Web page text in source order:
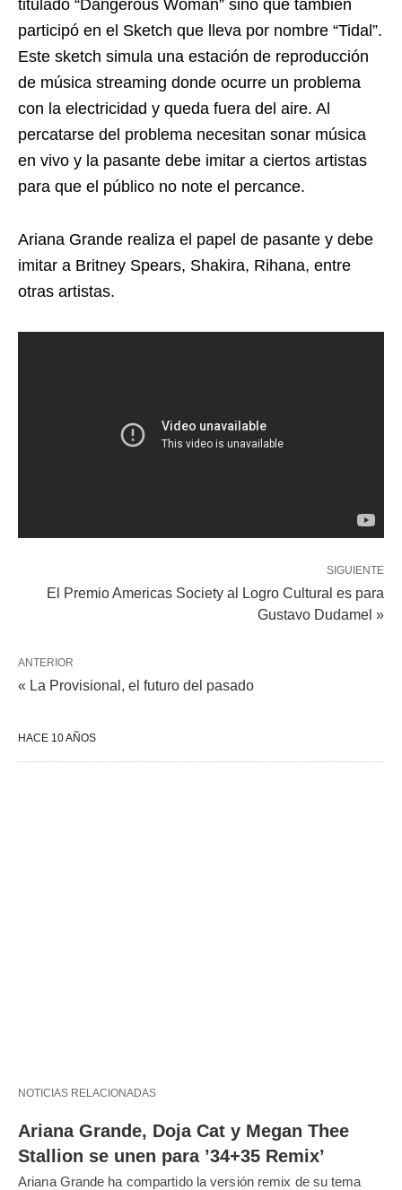
titulado “Dangerous Woman” sino que también
participó en el Sketch que lleva por nombre “Tidal”.
Este sketch simula una estación de reproducción
de música streaming donde ocurre un problema
con la electricidad y queda fuera del aire. Al
percatarse del problema necesitan sonar música
en vivo y la pasante debe imitar a ciertos artistas
para que el público no note el percance.
Ariana Grande realiza el papel de pasante y debe
imitar a Britney Spears, Shakira, Rihana, entre
otras artistas.
SIGUIENTE
El Premio Americas Society al Logro Cultural es para
Gustavo Dudamel »
ANTERIOR
« La Provisional, el futuro del pasado
HACE 10 AÑOS
NOTICIAS RELACIONADAS
Ariana Grande, Doja Cat y Megan Thee
Stallion se unen para ’34+35 Remix’
Ariana Grande ha compartido la versión remix de su tema